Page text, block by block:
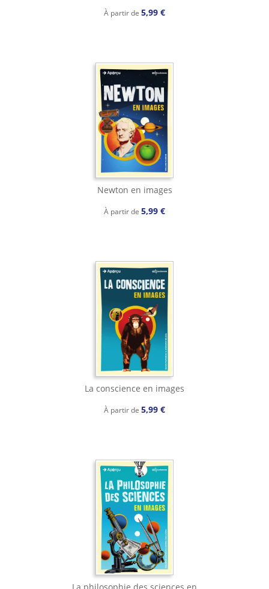
À partir de 5,99 €
Newton en images
À partir de 5,99 €
La conscience en images
À partir de 5,99 €